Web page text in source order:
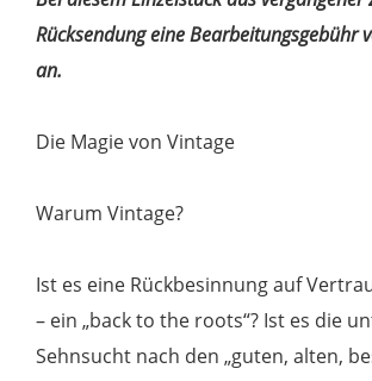
Rücksendung eine Bearbeitungsgebühr
an.
Die Magie von Vintage
Warum Vintage?
Ist es eine Rückbesinnung auf
– ein „back to the roots“? Ist es die
Sehnsucht nach den „guten, alten,